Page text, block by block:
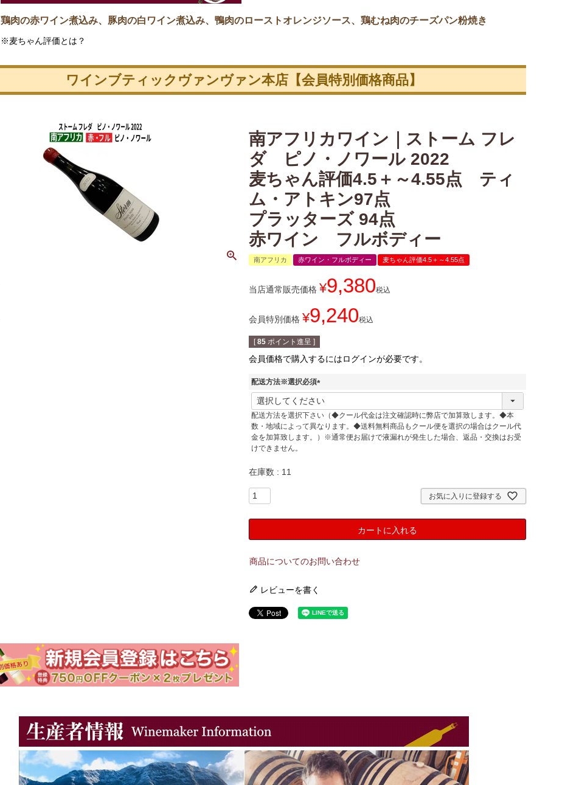
鶏肉の赤ワイン煮込み、豚肉の白ワイン煮込み、鴨肉のローストオレンジソース、鶏むね肉のチーズパン粉焼き
※麦ちゃん評価とは？
ワインブティックヴァンヴァン本店【会員特別価格商品】
南アフリカワイン｜ストーム フレ
ダ ピノ・ノワール 2022
麦ちゃん評価4.5＋～4.55点 ティ
ム・アトキン97点
プラッターズ 94点
赤ワイン フルボディー
南アフリカ 赤ワイン・フルボディー 麦ちゃん評価4.5＋～4.55点
当店通常販売価格 ¥9,380税込
会員特別価格 ¥9,240税込
[ 85 ポイント進呈 ]
会員価格で購入するにはログインが必要です。
配送方法※選択必須
(
必
須
)
配送方法を選択下さい（◆クール代金は注文確認時に弊店で加算致します。◆本
数・地域によって異なります。◆送料無料商品もクール便を選択の場合はクール代
金を加算致します。）※通常便お届けで液漏れが発生した場合、返品・交換はお受
けできません。
在庫数 11
お気に入りに登録する
カートに入れる
商品についてのお問い合わせ
レビューを書く